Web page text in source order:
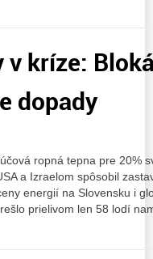
kríze:
dopady
ropná tepna pre 20%
a Izraelom spôsobil
energií na Slovensku i
prielivom len 58 lodí